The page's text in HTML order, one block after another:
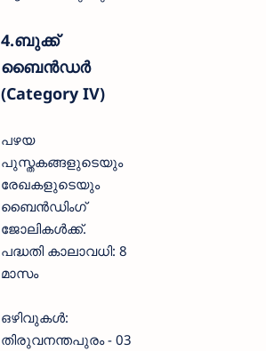
4.ബുക്ക്
ബൈൻഡർ
(Category IV)
പഴയ
പുസ്തകങ്ങളുടെയും
രേഖകളുടെയും
ബൈൻഡിംഗ്
ജോലികൾക്ക്.
പദ്ധതി കാലാവധി: 8
മാസം
ഒഴിവുകൾ:
തിരുവനന്തപുരം - 03